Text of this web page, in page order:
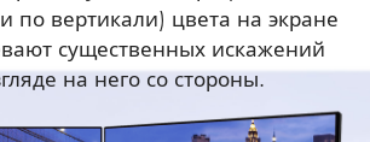
по вертикали) цвета на экране
существенных искажений
на него со стороны.